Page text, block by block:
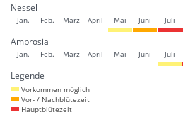
Nessel
Jan. Feb. März April Mai Juni Juli
Ambrosia
Jan. Feb. März April Mai Juni Juli
Legende
Vorkommen möglich
Vor- / Nachblütezeit
Hauptblütezeit